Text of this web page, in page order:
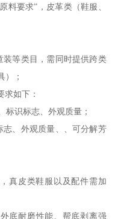
料要求”，皮革类（鞋服、
等类目，需同时提供跨类
）；
求如下：
标识标志、外观质量；
、外观质量、、可分解芳
真皮类鞋服以及配件需加
底耐磨性能、帮底剥离强